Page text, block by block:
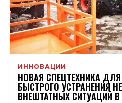
ИННОВАЦИИ
НОВАЯ СПЕЦТЕХНИКА
БЫСТРОГО УСТРАНЕНИЯ
ВНЕШТАТНЫХ СИТУАЦИЙ В